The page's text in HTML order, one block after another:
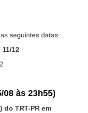
seguintes datas:
11/12
às 23h55)
do TRT-PR em